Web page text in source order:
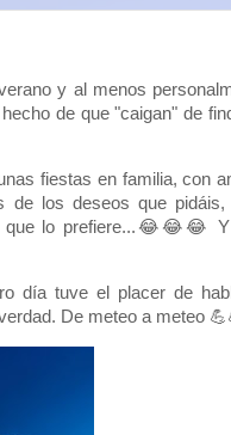
y al menos
de que "caigan" de
fiestas en familia, con
de los deseos que
que lo prefiere...😂😂😂
día tuve el placer de
De meteo a meteo